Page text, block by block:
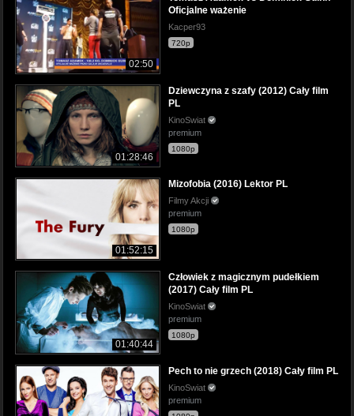
02:50
Oficjalne ważenie
Kacper93
720p
01:28:46
Dziewczyna z szafy (2012) Cały film
PL
KinoSwiat
premium
1080p
01:52:15
Mizofobia (2016) Lektor PL
Filmy Akcji
premium
1080p
01:40:44
Człowiek z magicznym pudełkiem
(2017) Cały film PL
KinoSwiat
premium
1080p
Pech to nie grzech (2018) Cały film PL
KinoSwiat
premium